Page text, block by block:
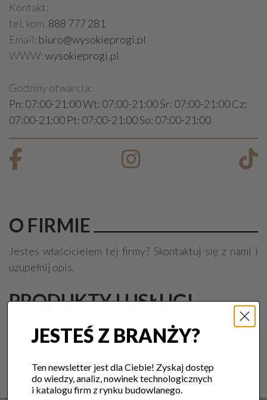
Kontakt:
tel. kom. 888 777 281
Email: biuro@wysokieprogi.pl
WWW:wysokieprogi.pl
Godziny otwarcia:
Pn: 07:00-21:00 Wt: 07:00-21:00 Śr: 07:00-21:00 Cz:
07:00-21:00 Pt: 07:00-21:00 So: 07:00-21:00
O FIRMIE
Jesteś właścicielem tej firmy? Skontaktuj się z nami i
uzupełnij opis.
PRODUKTY I USŁUGI
Brak produktów.
Słowa kluczowe: architekt wnętrz białystok
JESTEŚ Z BRANŻY?
Ten newsletter jest dla Ciebie! Zyskaj dostęp
do wiedzy, analiz, nowinek technologicznych
i katalogu firm z rynku budowlanego.